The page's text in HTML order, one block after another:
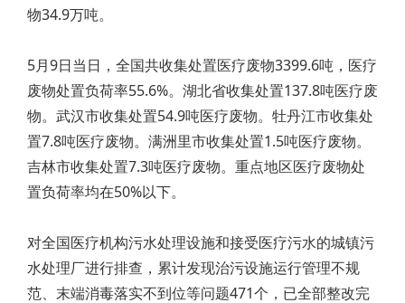
物34.9万吨。
5月9日当日，全国共收集处置医疗废物3399.6吨，医疗
废物处置负荷率55.6%。湖北省收集处置137.8吨医疗废
物。武汉市收集处置54.9吨医疗废物。牡丹江市收集处
置7.8吨医疗废物。满洲里市收集处置1.5吨医疗废物。
吉林市收集处置7.3吨医疗废物。重点地区医疗废物处
置负荷率均在50%以下。
对全国医疗机构污水处理设施和接受医疗污水的城镇污
水处理厂进行排查，累计发现治污设施运行管理不规
范、末端消毒落实不到位等问题471个，已全部整改完